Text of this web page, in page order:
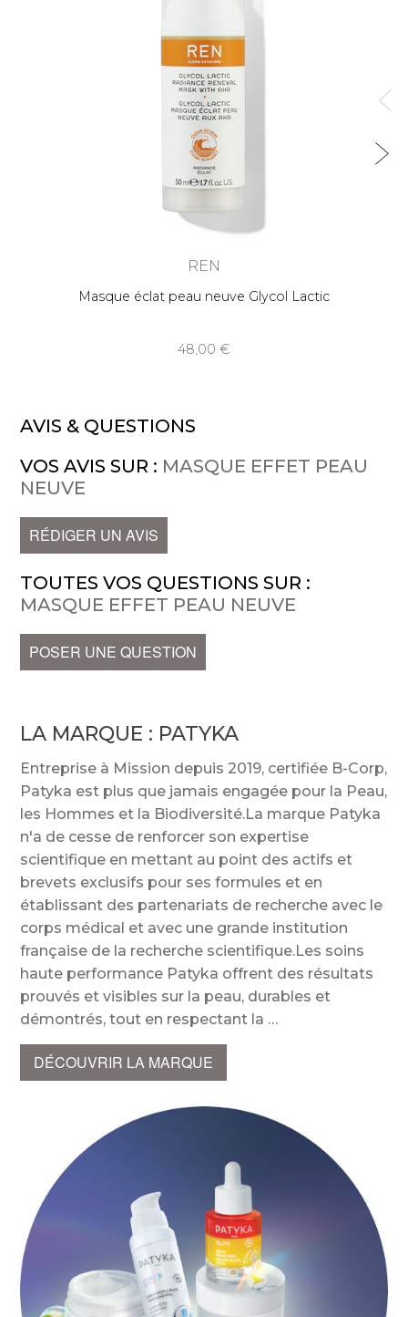
REN
Masque éclat peau neuve Glycol Lactic
48,00
AVIS & QUESTIONS
VOS AVIS SUR : MASQUE EFFET PEAU
NEUVE
RÉDIGER UN AVIS
TOUTES VOS QUESTIONS SUR :
MASQUE EFFET PEAU NEUVE
POSER UNE QUESTION
LA MARQUE : PATYKA
Entreprise à Mission depuis 2019, certifiée B-Corp,
Patyka est plus que jamais engagée pour la Peau,
les Hommes et la Biodiversité.La marque Patyka
n'a de cesse de renforcer son expertise
scientifique en mettant au point des actifs et
brevets exclusifs pour ses formules et en
établissant des partenariats de recherche avec le
corps médical et avec une grande institution
française de la recherche scientifique.Les soins
haute performance Patyka offrent des résultats
prouvés et visibles sur la peau, durables et
démontrés, tout en respectant la
DÉCOUVRIR LA MARQUE